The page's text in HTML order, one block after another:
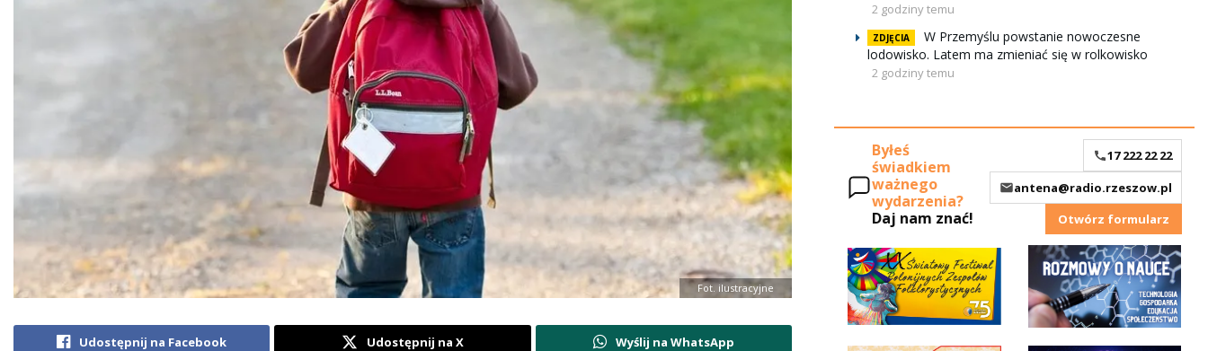
Fot. ilustracyjne
Udostępnij na Facebook Udostępnij na X Wyślij na WhatsApp
2 godziny temu
ZDJĘCIA
W Przemyślu powstanie nowoczesne
lodowisko. Latem ma zmieniać się w rolkowisko
2 godziny temu
Byłeś
świadkiem
ważnego
wydarzenia?
Daj nam znać!
17 222 22 22
antena@radio.rzeszow.pl
Otwórz formularz